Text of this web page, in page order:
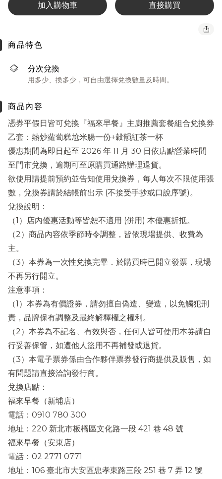
加入購物車 直接購買
ios_share
商品特色
layers 分次兌換
用多少、換多少，可自由選擇兌換數量及時間。
商品內容
憑券平假日皆可兌換『福來早餐』主廚推薦套餐組合兌換券
乙套：熱炒蘿蔔糕尬米腸一份+穀韻紅茶一杯
優惠期間為即日起至 2026 年 11 月 30 日依店點營業時間
至門市兌換，逾期可至原購買通路辦理退貨。
欲使用請提前預約並告知使用兌換券，每人每次不限使用張
數，兌換券請於結帳前出示 (不接受手抄或口說序號)。
兌換說明：
（1）店內優惠活動等皆恕不適用 (併用) 本優惠折抵。
（2）商品內容依季節時令調整，皆依現場提供、收費為
主。
（3）本券為一次性兌換完畢．於購買時已開立發票，現場
不再另行開立。
注意事項：
（1）本券為有價證券，請勿擅自偽造、變造，以免觸犯刑
責，品牌保有調整及最終解釋權之權利。
（2）本券為不記名、有效與否，任何人皆可使用本券請自
行妥善保管，如遭他人盜用不再補發或退貨。
（3）本電子票券係由合作夥伴票券發行商提供及販售，如
有問題請直接洽詢發行商。
兌換店點：
福來早餐（新埔店）
電話：0910 780 300
地址：220 新北市板橋區文化路一段 421 巷 48 號
福來早餐（安東店）
電話：02 2771 0771
地址：106 臺北市大安區忠孝東路三段 251 巷 7 弄 12 號